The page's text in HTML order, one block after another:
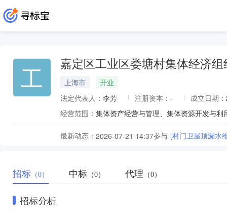
工 嘉定区工业区娄塘村集体经济组
上海市
开业
法定代表人： 李芳 注册资本： - 成立日期：
经营范围： 集体资产经营与管理、集体资源开发与
最新动态： 2026-07-21 14:37参与 [村门卫屋顶漏水
招标 （0） 中标 （0） 代理 （0）
招标分析